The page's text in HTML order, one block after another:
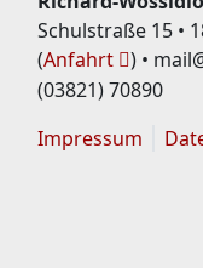
Schulstraße 15 •
(Anfahrt
) •
(03821) 70890
Impressum